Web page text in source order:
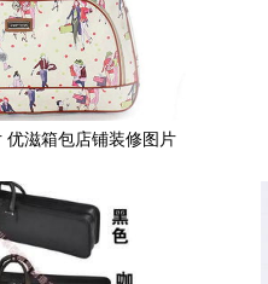
优滋箱包店铺装修图片